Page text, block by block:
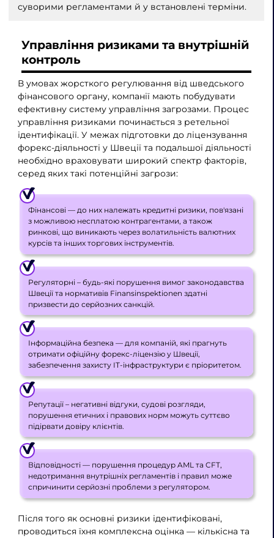
суворими регламентами й у встановлені терміни.
Управління ризиками та внутрішній
контроль
В умовах жорсткого регулювання від шведського
фінансового органу, компанії мають побудувати
ефективну систему управління загрозами. Процес
управління ризиками починається з ретельної
ідентифікації. У межах підготовки до ліцензування
форекс-діяльності у Швеції та подальшої діяльності
необхідно враховувати широкий спектр факторів,
серед яких такі потенційні загрози:
Фінансові — до них належать кредитні ризики, пов'язані
з можливою несплатою контрагентами, а також
ринкові, що виникають через волатильність валютних
курсів та інших торгових інструментів.
Регуляторні – будь-які порушення вимог законодавства
Швеції та нормативів Finansinspektionen здатні
призвести до серйозних санкцій.
Інформаційна безпека — для компаній, які прагнуть
отримати офіційну форекс-ліцензію у Швеції,
забезпечення захисту IT-інфраструктури є пріоритетом.
Репутації – негативні відгуки, судові розгляди,
порушення етичних і правових норм можуть суттєво
підірвати довіру клієнтів.
Відповідності — порушення процедур AML та CFT,
недотримання внутрішніх регламентів і правил може
спричинити серйозні проблеми з регулятором.
Після того як основні ризики ідентифіковані,
проводиться їхня комплексна оцінка — кількісна та